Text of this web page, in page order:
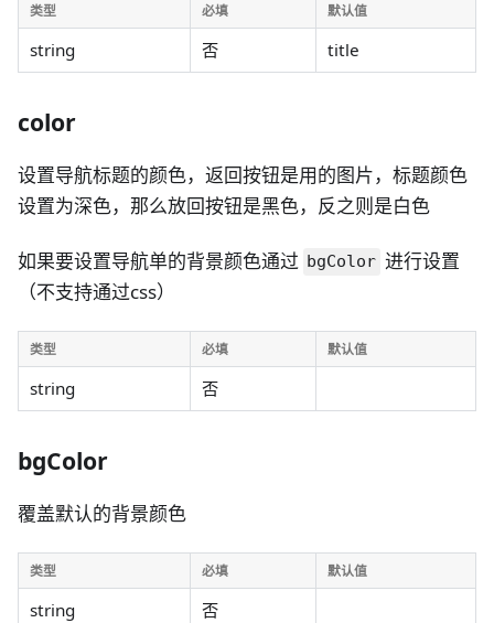
类型 必填 默认值
string 否 title
color
设置导航标题的颜色，返回按钮是用的图片，标题颜色
设置为深色，那么放回按钮是黑色，反之则是白色
如果要设置导航单的背景颜色通过 bgColor 进行设置
（不支持通过css）
类型 必填 默认值
string 否
bgColor
覆盖默认的背景颜色
类型 必填 默认值
string 否